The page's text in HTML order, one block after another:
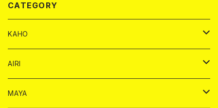
CATEGORY
KAHO
シャンパンカード
モエシャンドン カード
BAIKA カード
AIRI
シャンパン カード
MAYA